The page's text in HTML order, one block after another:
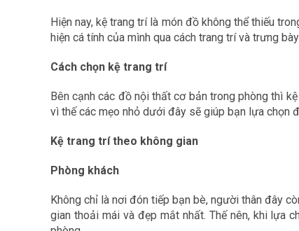
Hiện nay, kệ trang trí là món đồ không thể thiếu
hiện cá tính của mình qua cách trang trí và trưng
Cách chọn kệ trang trí
Bên cạnh các đồ nội thất cơ bản trong phòng thì
vì thế các mẹo nhỏ dưới đây sẽ giúp bạn lựa
Kệ trang trí theo không gian
Phòng khách
Không chỉ là nơi đón tiếp bạn bè, người thân đây
gian thoải mái và đẹp mắt nhất. Thế nên, khi lựa